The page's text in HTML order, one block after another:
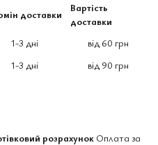
доставки
Вартість
доставки
1-3 дні
від 60 грн
1-3 дні
від 90 грн
розрахунок Оплата за